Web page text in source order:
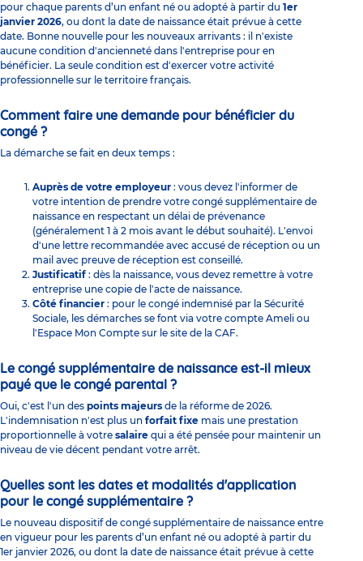
pour chaque parents d’un enfant né ou adopté à partir du 1er
janvier 2026, ou dont la date de naissance était prévue à cette
date. Bonne nouvelle pour les nouveaux arrivants : il n'existe
aucune condition d'ancienneté dans l'entreprise pour en
bénéficier. La seule condition est d'exercer votre activité
professionnelle sur le territoire français.
Comment faire une demande pour bénéficier du
congé ?
La démarche se fait en deux temps :
Auprès de votre employeur : vous devez l'informer de
votre intention de prendre votre congé supplémentaire de
naissance en respectant un délai de prévenance
(généralement 1 à 2 mois avant le début souhaité). L'envoi
d'une lettre recommandée avec accusé de réception ou un
mail avec preuve de réception est conseillé.
Justificatif : dès la naissance, vous devez remettre à votre
entreprise une copie de l'acte de naissance.
Côté financier : pour le congé indemnisé par la Sécurité
Sociale, les démarches se font via votre compte Ameli ou
l'Espace Mon Compte sur le site de la CAF.
Le congé supplémentaire de naissance est-il mieux
payé que le congé parental ?
Oui, c'est l'un des points majeurs de la réforme de 2026.
L'indemnisation n'est plus un forfait fixe mais une prestation
proportionnelle à votre salaire qui a été pensée pour maintenir un
niveau de vie décent pendant votre arrêt.
Quelles sont les dates et modalités d'application
pour le congé supplémentaire ?
Le nouveau dispositif de congé supplémentaire de naissance entre
en vigueur pour les parents d’un enfant né ou adopté à partir du
1er janvier 2026, ou dont la date de naissance était prévue à cette